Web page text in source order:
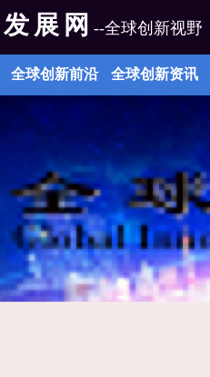
展网 --全球创新视野
全球创新前沿 全球创新资讯